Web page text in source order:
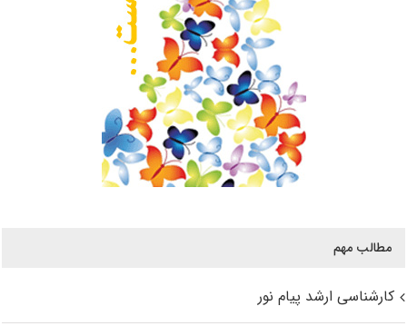
مطالب مهم
کارشناسی ارشد پیام نور